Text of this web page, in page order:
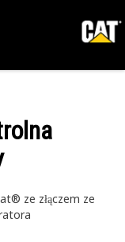
ze złączem ze